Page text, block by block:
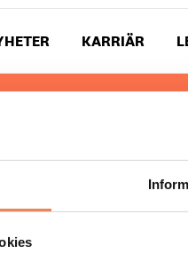
KARRIÄR
du landets mest
Besöksliv i sin